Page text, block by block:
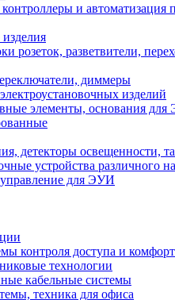
и автоматизация
розеток, разветвители,
диммеры
изделий
элементы, основания
детекторы освещенности,
устройства различного
для ЭУИ
контроля доступа и
технологии
кабельные системы
техника для офиса